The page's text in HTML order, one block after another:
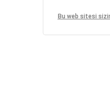
Bu web sitesi